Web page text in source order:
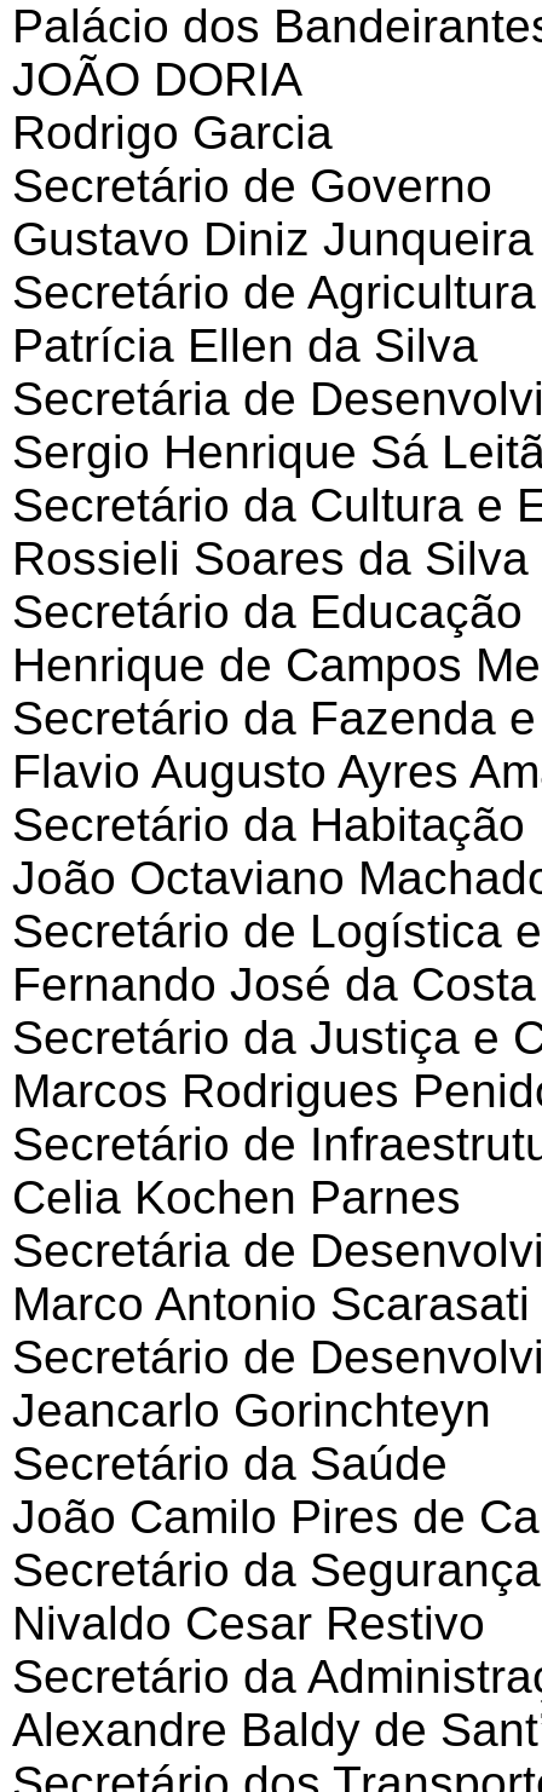
Palácio dos
JOÃO DORIA
Rodrigo Garcia
Secretário de Governo
Gustavo Diniz Junqueira
Secretário de
Patrícia Ellen da Silva
Secretária de
Sergio Henrique Sá
Secretário da Cultura e
Rossieli Soares da Silva
Secretário da Educação
Henrique de Campos
Secretário da Fazenda
Flavio Augusto Ayres
Secretário da Habitação
João Octaviano
Secretário de Logística
Fernando José da Costa
Secretário da Justiça e
Marcos Rodrigues
Secretário de
Celia Kochen Parnes
Secretária de
Marco Antonio
Secretário de
Jeancarlo Gorinchteyn
Secretário da Saúde
João Camilo Pires de
Secretário da
Nivaldo Cesar Restivo
Secretário da
Alexandre Baldy de